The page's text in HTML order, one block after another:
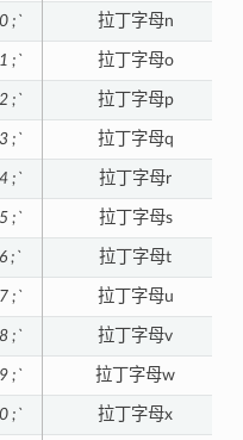
;` 拉丁字母n
;` 拉丁字母o
;` 拉丁字母p
;` 拉丁字母q
;` 拉丁字母r
;` 拉丁字母s
;` 拉丁字母t
;` 拉丁字母u
;` 拉丁字母v
;` 拉丁字母w
;` 拉丁字母x